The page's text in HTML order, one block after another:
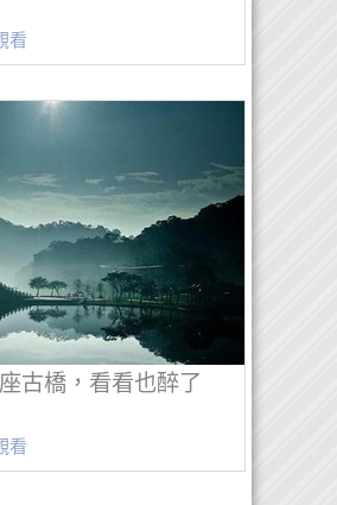
看
古橋，看看也醉了
看